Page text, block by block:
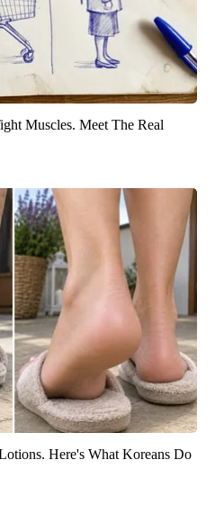
Muscles. Meet The Real
Here's What Koreans Do